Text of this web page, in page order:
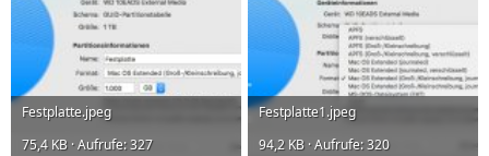
Festplatte.jpeg
75,4 KB · Aufrufe: 327
Festplatte1.jpeg
94,2 KB · Aufrufe: 320